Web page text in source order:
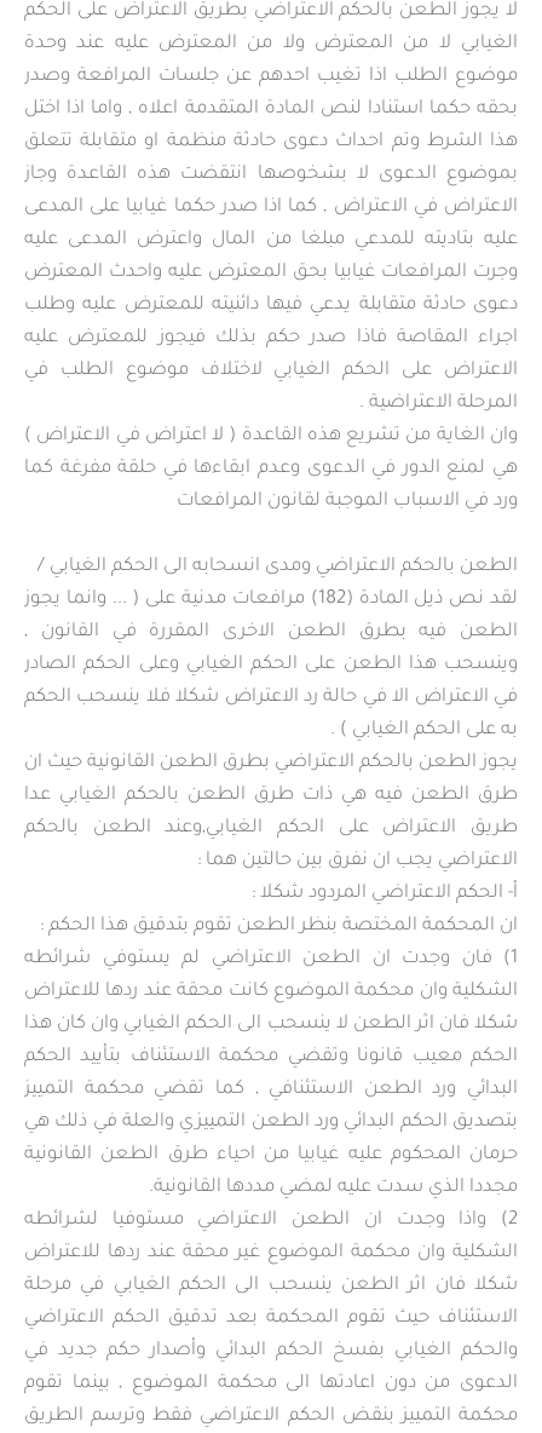
لا يجوز الطعن بالحكم الاعتراضي بطريق الاعتراض على الحكم
الغيابي لا من المعترض ولا من المعترض عليه عند وحدة
موضوع الطلب اذا تغيب احدهم عن جلسات المرافعة وصدر
بحقه حكما استنادا لنص المادة المتقدمة اعلاه , واما اذا اختل
هذا الشرط وتم احداث دعوى حادثة منظمة او متقابلة تتعلق
بموضوع الدعوى لا بشخوصها انتقضت هذه القاعدة وجاز
الاعتراض في الاعتراض , كما اذا صدر حكما غيابيا على المدعى
عليه بتاديته للمدعي مبلغا من المال واعترض المدعى عليه
وجرت المرافعات غيابيا بحق المعترض عليه واحدث المعترض
دعوى حادثة متقابلة يدعي فيها دائنيته للمعترض عليه وطلب
اجراء المقاصة فاذا صدر حكم بذلك فيجوز للمعترض عليه
الاعتراض على الحكم الغيابي لاختلاف موضوع الطلب في
المرحلة الاعتراضية .
وان الغاية من تشريع هذه القاعدة ( لا اعتراض في الاعتراض )
هي لمنع الدور في الدعوى وعدم ابقاءها في حلقة مفرغة كما
ورد في الاسباب الموجبة لقانون المرافعات
الطعن بالحكم الاعتراضي ومدى انسحابه الى الحكم الغيابي /
لقد نص ذيل المادة (182) مرافعات مدنية على ( ... وانما يجوز
الطعن فيه بطرق الطعن الاخرى المقررة في القانون ,
وينسحب هذا الطعن على الحكم الغيابي وعلى الحكم الصادر
في الاعتراض الا في حالة رد الاعتراض شكلا فلا ينسحب الحكم
به على الحكم الغيابي ) .
يجوز الطعن بالحكم الاعتراضي بطرق الطعن القانونية حيث ان
طرق الطعن فيه هي ذات طرق الطعن بالحكم الغيابي عدا
طريق الاعتراض على الحكم الغيابي,وعند الطعن بالحكم
الاعتراضي يجب ان نفرق بين حالتين هما :
أ‌- الحكم الاعتراضي المردود شكلا :
ان المحكمة المختصة بنظر الطعن تقوم بتدقيق هذا الحكم :
1) فان وجدت ان الطعن الاعتراضي لم يستوفي شرائطه
الشكلية وان محكمة الموضوع كانت محقة عند ردها للاعتراض
شكلا فان اثر الطعن لا ينسحب الى الحكم الغيابي وان كان هذا
الحكم معيب قانونا وتقضي محكمة الاستئناف بتأييد الحكم
البدائي ورد الطعن الاستئنافي , كما تقضي محكمة التمييز
بتصديق الحكم البدائي ورد الطعن التمييزي والعلة في ذلك هي
حرمان المحكوم عليه غيابيا من احياء طرق الطعن القانونية
مجددا الذي سدت عليه لمضي مددها القانونية.
2) واذا وجدت ان الطعن الاعتراضي مستوفيا لشرائطه
الشكلية وان محكمة الموضوع غير محقة عند ردها للاعتراض
شكلا فان اثر الطعن ينسحب الى الحكم الغيابي في مرحلة
الاستئناف حيث تقوم المحكمة بعد تدقيق الحكم الاعتراضي
والحكم الغيابي بفسخ الحكم البدائي وأصدار حكم جديد في
الدعوى من دون اعادتها الى محكمة الموضوع , بينما تقوم
محكمة التمييز بنقض الحكم الاعتراضي فقط وترسم الطريق